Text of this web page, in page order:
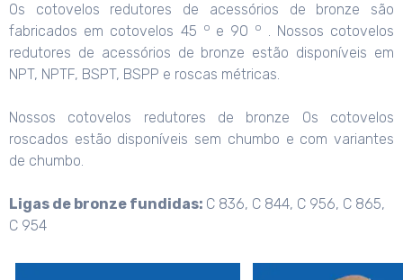
Os cotovelos redutores de acessórios de bronze são
fabricados em cotovelos 45
o e 90 o . Nossos cotovelos
redutores de acessórios de bronze estão disponíveis em
NPT, NPTF, BSPT, BSPP e roscas métricas.
Nossos cotovelos redutores de bronze Os cotovelos
roscados estão disponíveis sem chumbo e com variantes
de chumbo.
Ligas de bronze fundidas: C 836, C 844, C 956, C 865,
C 954